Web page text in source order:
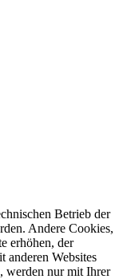
Betrieb der
Andere Cookies,
erhöhen, der
anderen Websites
werden nur mit Ihrer